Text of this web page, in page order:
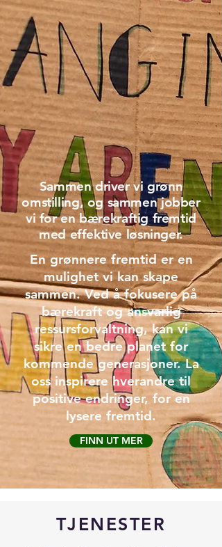
Sammen driver vi grønn
omstilling, og sammen jobber
vi for en bærekraftig fremtid
med effektive løsninger.
En grønnere fremtid er en
mulighet vi kan skape
sammen. Ved å fokusere på
bærekraft og ansvarlig
ressursforvaltning, kan vi
sikre en bedre planet for
kommende generasjoner. La
oss inspirere hverandre til
positive endringer, for en
lysere fremtid.
FINN UT MER
TJENESTER